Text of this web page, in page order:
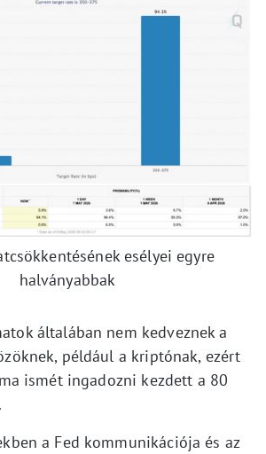
esélyei egyre
halványabbak
általában nem kedveznek a
például a kriptónak, ezért
ismét ingadozni kezdett a 80
a Fed kommunikációja és az